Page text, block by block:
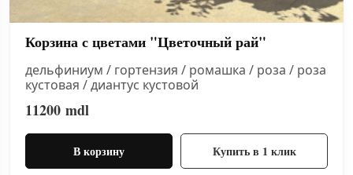
Корзина с цветами "Цветочный рай"
дельфиниум / гортензия / ромашка / роза / роза
кустовая / диантус кустовой
11200 mdl
В корзину Купить в 1 клик